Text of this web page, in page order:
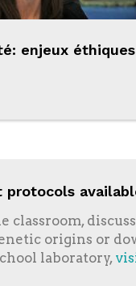
enjeux éthiques
protocols
origins or
laboratory,